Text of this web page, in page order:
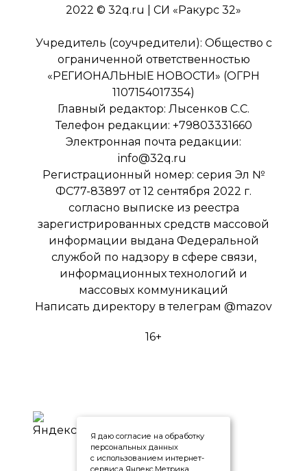
2022 © 32q.ru | СИ «Ракурс 32»
Учредитель (соучредители): Общество с
ограниченной ответственностью
«РЕГИОНАЛЬНЫЕ НОВОСТИ» (ОГРН
1107154017354)
Главный редактор: Лысенков С.С.
Телефон редакции: +79803331660
Электронная почта редакции:
info@32q.ru
Регистрационный номер: серия Эл №
ФС77-83897 от 12 сентября 2022 г.
согласно выписке из реестра
зарегистрированных средств массовой
информации выдана Федеральной
службой по надзору в сфере связи,
информационных технологий и
массовых коммуникаций
Написать директору в телеграм @mazov
16+
Я даю согласие на обработку
персональных данных
с использованием интернет-
сервиса Яндекс.Метрика,